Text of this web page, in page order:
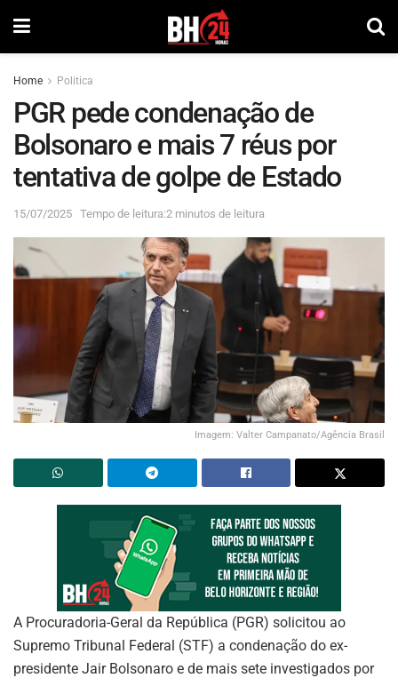
Home Politica
PGR pede condenação de
Bolsonaro e mais 7 réus por
tentativa de golpe de Estado
15/07/2025 Tempo de leitura:2 minutos de leitura
Imagem: Valter Campanato/Agência Brasil
A Procuradoria-Geral da República (PGR) solicitou ao
Supremo Tribunal Federal (STF) a condenação do ex-
presidente Jair Bolsonaro e de mais sete investigados por